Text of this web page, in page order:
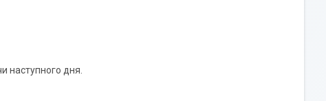
наступного дня.